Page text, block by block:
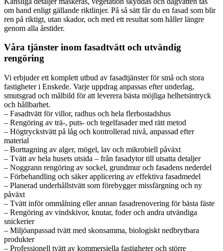
om hand enligt gällande riktlinjer. På så sätt får du en fasad som blir
ren på riktigt, utan skador, och med ett resultat som håller längre
genom alla årstider.
Våra tjänster inom fasadtvätt och utvändig
rengöring
Vi erbjuder ett komplett utbud av fasadtjänster för små och stora
fastigheter i Enskede. Varje uppdrag anpassas efter underlag,
smutsgrad och målbild för att leverera bästa möjliga helhetsintryck
och hållbarhet.
– Fasadtvätt för villor, radhus och hela flerbostadshus
– Rengöring av trä-, puts- och tegelfasader med rätt metod
– Högtryckstvätt på låg och kontrollerad nivå, anpassad efter
material
– Borttagning av alger, mögel, lav och mikrobiell påväxt
– Tvätt av hela husets utsida – från fasadytor till utsatta detaljer
– Noggrann rengöring av sockel, grundmur och fasadens nederdel
– Förbehandling och säker applicering av effektiva fasadmedel
– Planerad underhållstvätt som förebygger missfärgning och ny
påväxt
– Tvätt inför ommålning eller annan fasadrenovering för bästa fäste
– Rengöring av vindskivor, knutar, foder och andra utvändiga
snickerier
– Miljöanpassad tvätt med skonsamma, biologiskt nedbrytbara
produkter
– Professionell tvätt av kommersiella fastigheter och större